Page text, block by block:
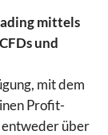
mittels
und
mit dem
Profit-
über